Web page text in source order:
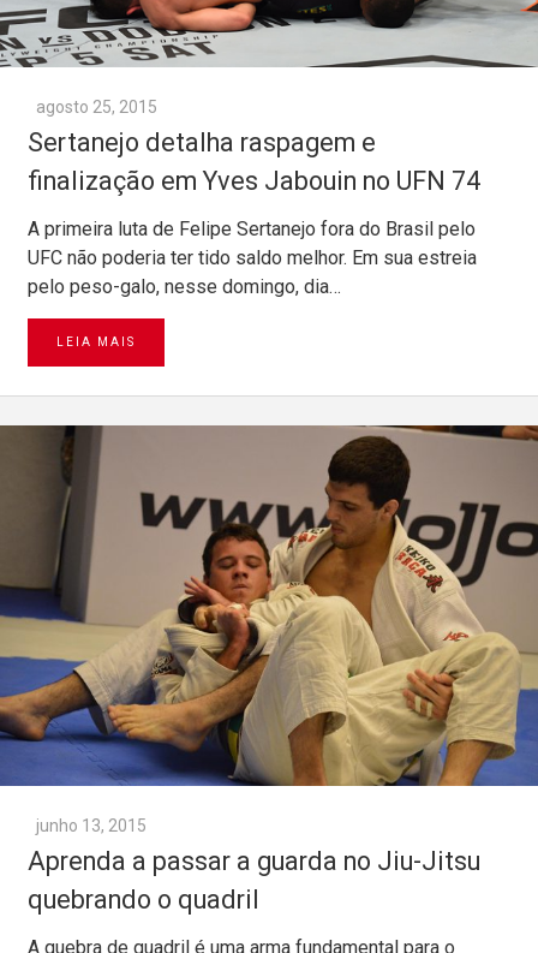
agosto 25, 2015
Sertanejo detalha raspagem e
finalização em Yves Jabouin no UFN 74
A primeira luta de Felipe Sertanejo fora do Brasil pelo
UFC não poderia ter tido saldo melhor. Em sua estreia
pelo peso-galo, nesse domingo, dia…
LEIA MAIS
junho 13, 2015
Aprenda a passar a guarda no Jiu-Jitsu
quebrando o quadril
A quebra de quadril é uma arma fundamental para o